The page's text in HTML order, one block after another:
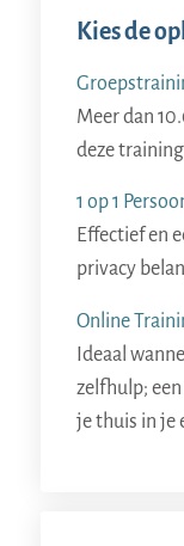
Kies de
Meer dan
deze
1 op 1
Effectief en
privacy
Online
Ideaal
zelfhulp;
je thuis in je